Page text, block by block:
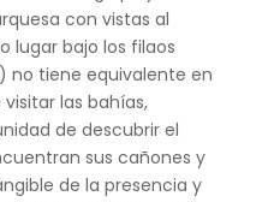
con vistas al
lugar bajo los filaos
no tiene equivalente en
las bahías,
de descubrir el
sus cañones y
de la presencia y